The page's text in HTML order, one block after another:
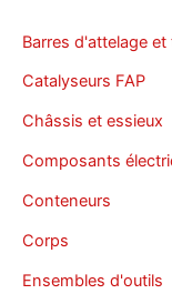
Barres d'attelage
Catalyseurs FAP
Châssis et essieux
Composants
Conteneurs
Corps
Ensembles d'outils